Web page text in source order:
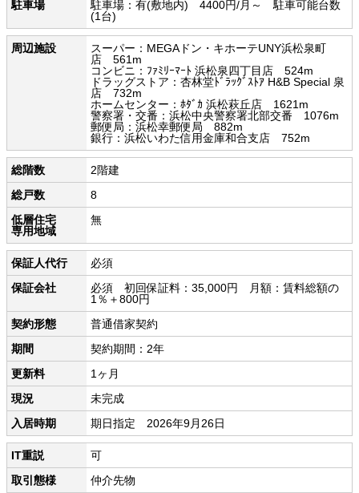
駐車場
駐車場：有(敷地内) 4400円/月～ 駐車可能台数
(1台)
周辺施設
スーパー：MEGAドン・キホーテUNY浜松泉町
店 561m
コンビニ：ﾌｧﾐﾘｰﾏｰﾄ 浜松泉四丁目店 524m
ドラッグストア：杏林堂ﾄﾞﾗｯｸﾞｽﾄｱ H&B Special 泉
店 732m
ホームセンター：ﾎﾀﾞｶ 浜松萩丘店 1621m
警察署・交番：浜松中央警察署北部交番 1076m
郵便局：浜松幸郵便局 882m
銀行：浜松いわた信用金庫和合支店 752m
総階数
2階建
総戸数
8
低層住宅
専用地域
無
保証人代行
必須
保証会社
必須 初回保証料：35,000円 月額：賃料総額の
1％＋800円
契約形態
普通借家契約
期間
契約期間：2年
更新料
1ヶ月
現況
未完成
入居時期
期日指定 2026年9月26日
IT重説
可
取引態様
仲介先物